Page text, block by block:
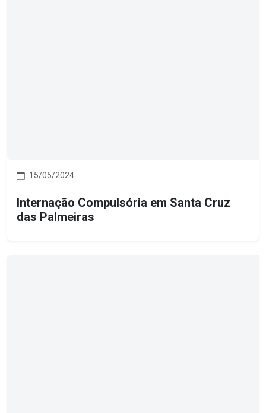
15/05/2024
Internação Compulsória em Santa Cruz
das Palmeiras